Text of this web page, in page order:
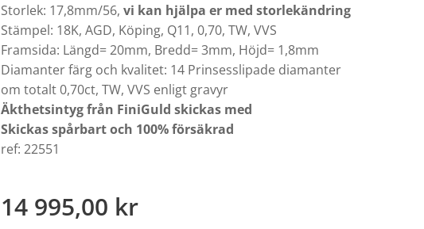
Storlek: 17,8mm/56, vi kan hjälpa er med storlekändring
Stämpel: 18K, AGD, Köping, Q11, 0,70, TW, VVS
Framsida: Längd= 20mm, Bredd= 3mm, Höjd= 1,8mm
Diamanter färg och kvalitet: 14 Prinsesslipade diamanter
om totalt 0,70ct, TW, VVS enligt gravyr
Äkthetsintyg från FiniGuld skickas med
Skickas spårbart och 100% försäkrad
ref: 22551
14 995,00 kr